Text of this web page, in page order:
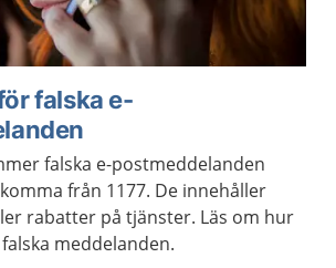
falska e-
falska e-postmeddelanden
från 1177. De innehåller
rabatter på tjänster. Läs om hur
meddelanden.